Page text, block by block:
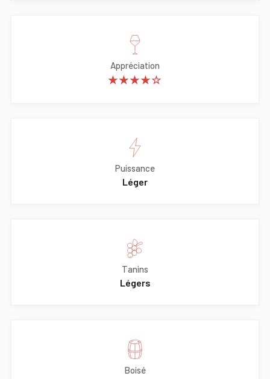
Appréciation
★★★★☆
Puissance
Léger
Tanins
Légers
Boisé